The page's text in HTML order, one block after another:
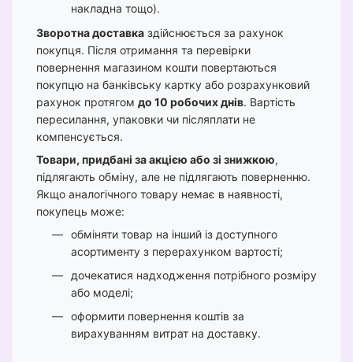
накладна тощо).
Зворотна доставка здійснюється за рахунок
покупця. Після отримання та перевірки
повернення магазином кошти повертаються
покупцю на банківську картку або розрахунковий
рахунок протягом до 10 робочих днів. Вартість
пересилання, упаковки чи післяплати не
компенсується.
Товари, придбані за акцією або зі знижкою,
підлягають обміну, але не підлягають поверненню.
Якщо аналогічного товару немає в наявності,
покупець може:
обміняти товар на інший із доступного
асортименту з перерахунком вартості;
дочекатися надходження потрібного розміру
або моделі;
оформити повернення коштів за
вирахуванням витрат на доставку.